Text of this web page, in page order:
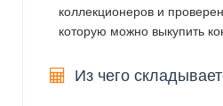
коллекционеров и
которую можно выкупить
Из чего